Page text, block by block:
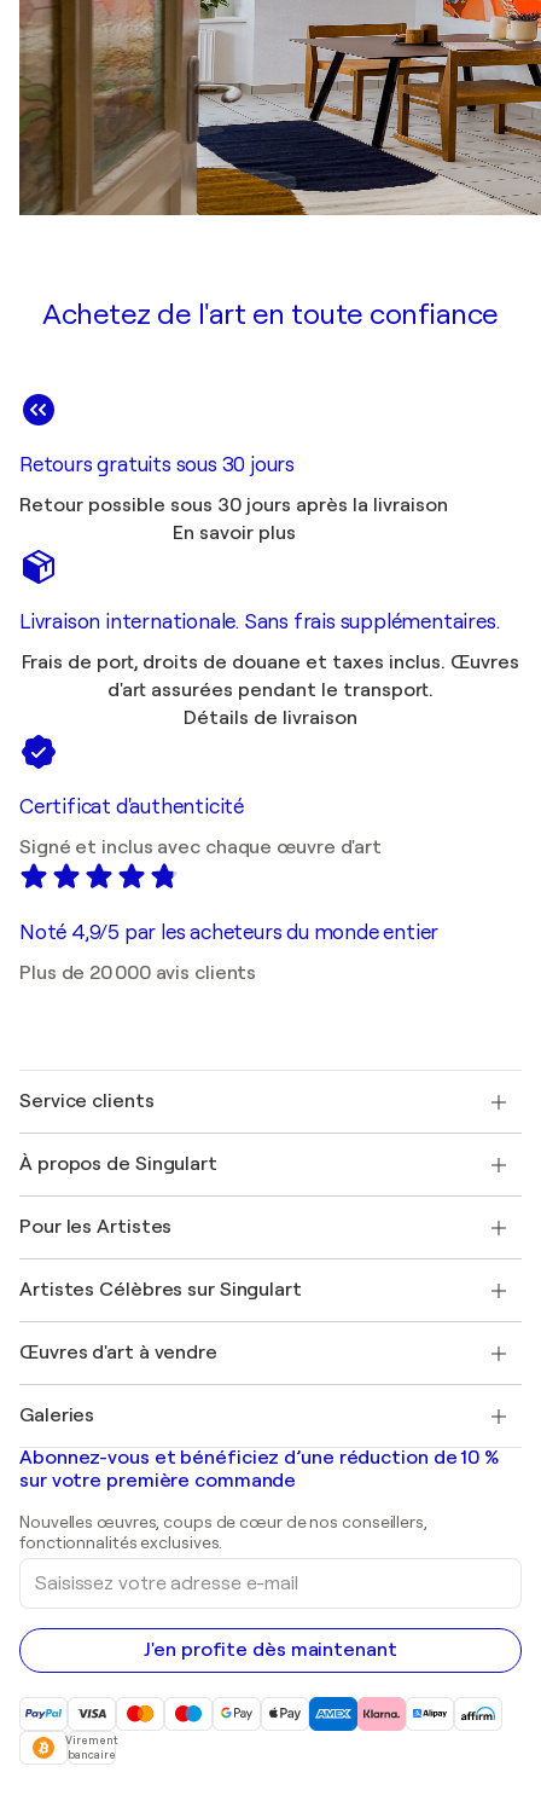
Achetez de l'art en toute confiance
Retours gratuits sous 30 jours
Retour possible sous 30 jours après la livraison
En savoir plus
Livraison internationale. Sans frais supplémentaires.
Frais de port, droits de douane et taxes inclus. Œuvres
d'art assurées pendant le transport.
Détails de livraison
Certificat d'authenticité
Signé et inclus avec chaque œuvre d'art
Noté 4,9/5 par les acheteurs du monde entier
Plus de 20 000 avis clients
Service clients
Expédition
Offrir une carte cadeau
Rejoignez notre programme commercial
Mon compte
+33 1 76 44 06 42
À propos de Singulart
FAQ
Magazine Singulart
Emplois
Découvrez une sélection d'art original
Pour les Artistes
Se connecter en tant qu'Artiste
Artistes Célèbres sur Singulart
Marc Chagall
Banksy
Mr. Brainwash
Shepard Fairey
Œuvres d'art à vendre
Tableaux abstraits à vendre
Peintures de paysage
Estampes
Peintures acryliques
Galeries
Galeries d'art en France
Galeries d'art en Belgique
Abonnez-vous et bénéficiez d’une réduction de 10 %
sur votre première commande
Nouvelles œuvres, coups de cœur de nos conseillers,
fonctionnalités exclusives.
Saisissez
votre
adresse
e-
mail
J'en profite dès maintenant
Virement
bancaire